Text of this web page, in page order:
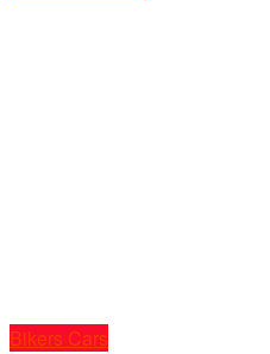
Bikers Cars